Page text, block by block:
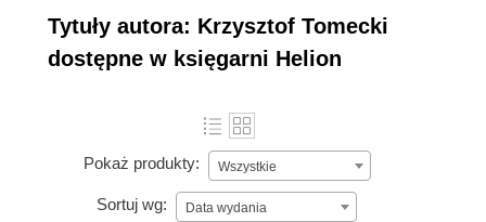
informatykę, a także rozwinąć umiejętności
pedagogiczne i zdolność do przekazywania wiedzy
studentom. W wolnym czasie chętnie uprawia sport
się też ciągle ćwiczyć swoje umiejętności w grze na
pianinie i na gitarze.
Tytuły autora: Krzysztof Tomecki
dostępne w księgarni Helion
Pokaż produkty: Wszystkie
Sortuj wg: Data wydania